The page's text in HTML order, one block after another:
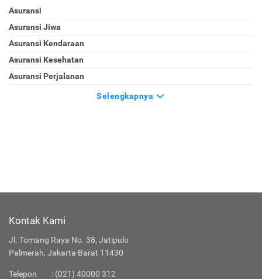
Asuransi
Asuransi Jiwa
Asuransi Kendaraan
Asuransi Kesehatan
Asuransi Perjalanan
Selengkapnya
Kontak Kami
Jl. Tomang Raya No. 38, Jatipulo
Palmerah, Jakarta Barat 11430
Telepon : (021) 40000 312